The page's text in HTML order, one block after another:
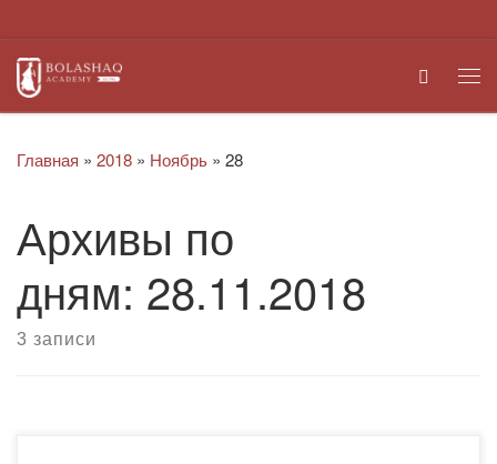
Search
Главная » 2018 » Ноябрь » 28
Архивы по
дням: 28.11.2018
3 записи